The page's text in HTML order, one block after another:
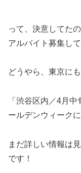
って、決意してた
アルバイト募集し
どうやら、東京に
「渋谷区内／4月
ールデンウィーク
まだ詳しい情報は
です！